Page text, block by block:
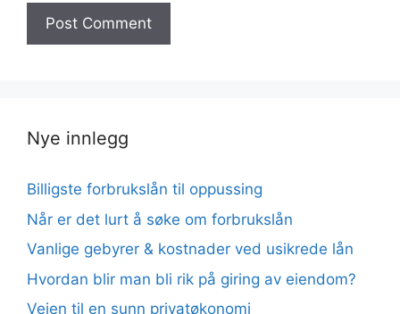
Nye innlegg
Billigste forbrukslån til oppussing
Når er det lurt å søke om forbrukslån
Vanlige gebyrer & kostnader ved usikrede lån
Hvordan blir man bli rik på giring av eiendom?
Veien til en sunn privatøkonomi